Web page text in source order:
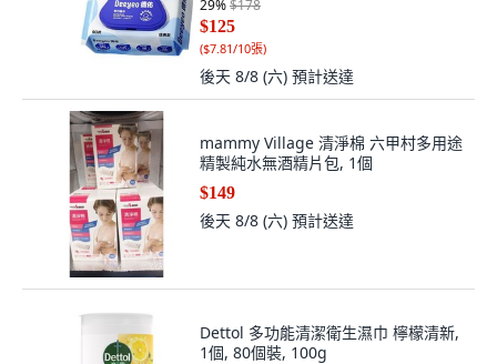
29%$178
$125
($7.81/10張)
後天 8/8 (六) 預計送達
mammy Village 清淨棉 六甲村多用途
精製純水無酒精片包, 1個
$149
後天 8/8 (六) 預計送達
Dettol 多功能清潔衛生濕巾 檸檬清新,
1個, 80個裝, 100g